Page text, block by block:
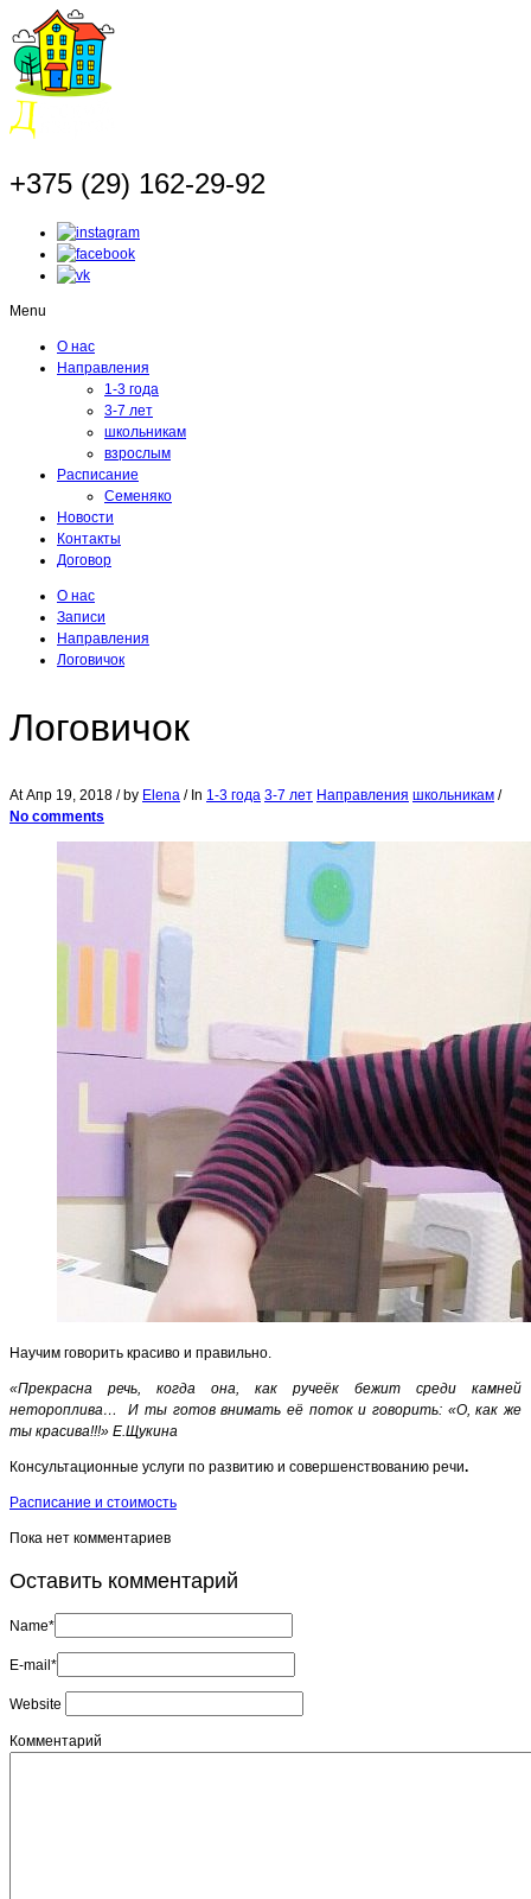
+375 (29) 162-29-92
Menu
О нас
Направления
1-3 года
3-7 лет
школьникам
взрослым
Расписание
Семеняко
Новости
Контакты
Договор
О нас
Записи
Направления
Логовичок
Логовичок
AtАпр 19, 2018 / by Elena / In 1-3 года 3-7 лет Направления школьникам /
No comments
Научим говорить красиво и правильно.
«Прекрасна речь, когда она, как ручеёк бежит среди камней
нетороплива… И ты готов внимать её поток и говорить: «О, как же
ты красива!!!» Е.Щукина
Консультационные услуги по развитию и совершенствованию речи.
Расписание и стоимость
Пока нет комментариев
Оставить комментарий
Name*
E-mail*
Website
Комментарий